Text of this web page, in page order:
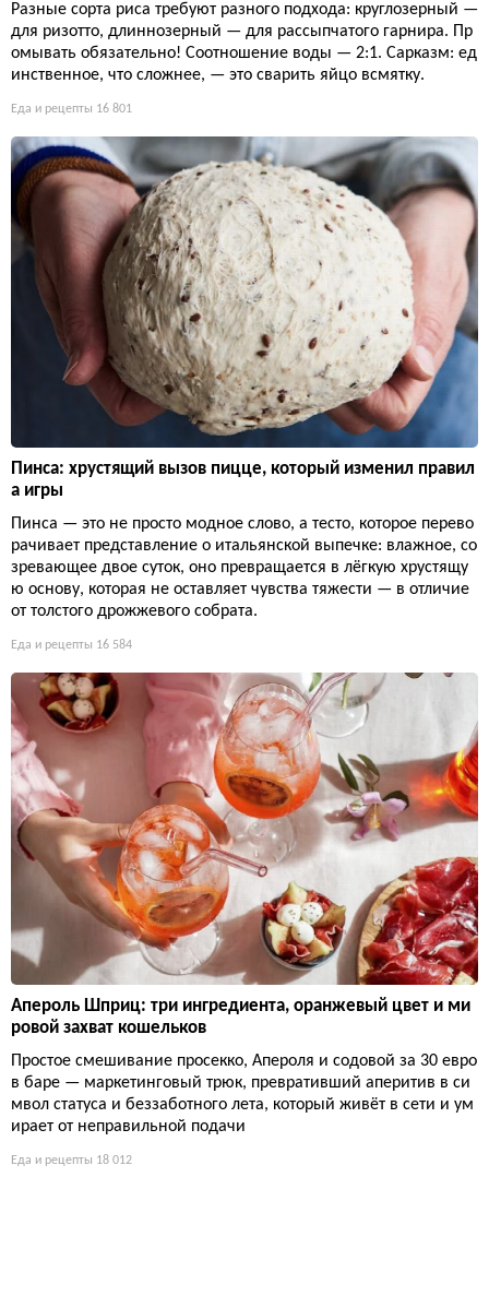
Разные сорта риса требуют разного подхода: круглозерный —
для ризотто, длиннозерный — для рассыпчатого гарнира. Пр
омывать обязательно! Соотношение воды — 2:1. Сарказм: ед
инственное, что сложнее, — это сварить яйцо всмятку.
Еда и рецепты 16 801
Пинса: хрустящий вызов пицце, который изменил правил
а игры
Пинса — это не просто модное слово, а тесто, которое перево
рачивает представление о итальянской выпечке: влажное, со
зревающее двое суток, оно превращается в лёгкую хрустящу
ю основу, которая не оставляет чувства тяжести — в отличие
от толстого дрожжевого собрата.
Еда и рецепты 16 584
Апероль Шприц: три ингредиента, оранжевый цвет и ми
ровой захват кошельков
Простое смешивание просекко, Апероля и содовой за 30 евро
в баре — маркетинговый трюк, превративший аперитив в си
мвол статуса и беззаботного лета, который живёт в сети и ум
ирает от неправильной подачи
Еда и рецепты 18 012